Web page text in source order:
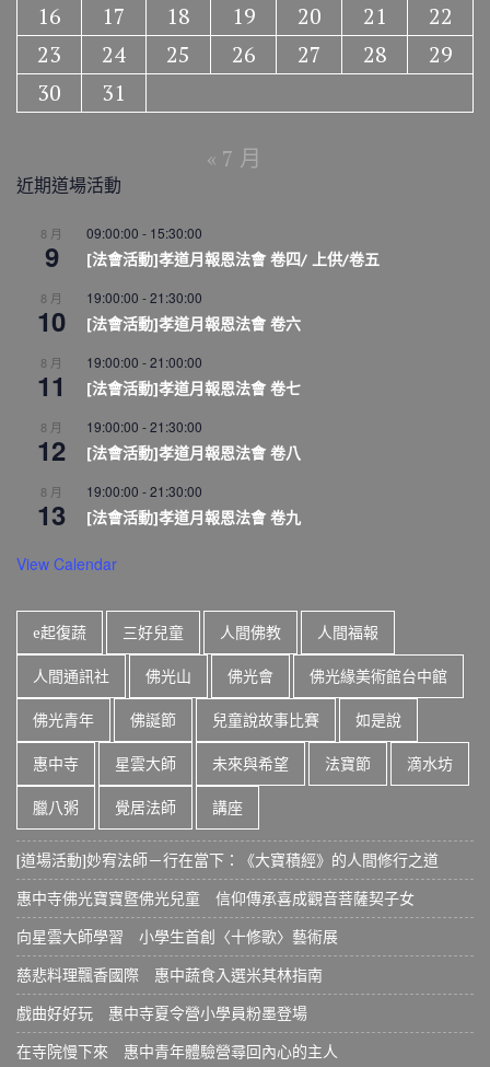
16
17 18 19 20 21
22
23
24 25 26 27 28
29
30
31
« 7 月
近期道場活動
8 月
9
09:00:00 - 15:30:00
[法會活動]孝道月報恩法會 卷四/ 上供/卷五
8 月
10
19:00:00 -21:30:00
[法會活動]孝道月報恩法會 卷六
8 月
11
19:00:00 -21:00:00
[法會活動]孝道月報恩法會 卷七
8 月
12
19:00:00 -21:30:00
[法會活動]孝道月報恩法會 卷八
8 月
13
19:00:00 -21:30:00
[法會活動]孝道月報恩法會 卷九
View Calendar
e起復蔬 三好兒童 人間佛教 人間福報
人間通訊社 佛光山 佛光會 佛光緣美術館台中館
佛光青年 佛誕節 兒童說故事比賽 如是說
惠中寺 星雲大師 未來與希望 法寶節 滴水坊
臘八粥 覺居法師 講座
[道場活動]妙宥法師－行在當下：《大寶積經》的人間修行之道
惠中寺佛光寶寶暨佛光兒童 信仰傳承喜成觀音菩薩契子女
向星雲大師學習 小學生首創〈十修歌〉藝術展
慈悲料理飄香國際 惠中蔬食入選米其林指南
戲曲好好玩 惠中寺夏令營小學員粉墨登場
在寺院慢下來 惠中青年體驗營尋回內心的主人